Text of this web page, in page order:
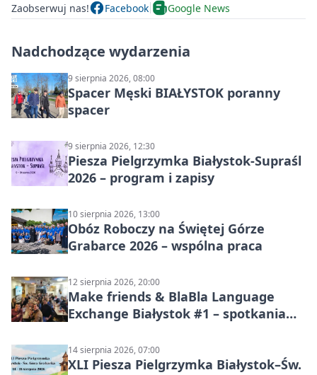
Zaobserwuj nas! Facebook Google News
Nadchodzące wydarzenia
9 sierpnia 2026, 08:00
Spacer Męski BIAŁYSTOK poranny
spacer
9 sierpnia 2026, 12:30
Piesza Pielgrzymka Białystok-Supraśl
2026 – program i zapisy
10 sierpnia 2026, 13:00
Obóz Roboczy na Świętej Górze
Grabarce 2026 – wspólna praca
12 sierpnia 2026, 20:00
Make friends & BlaBla Language
Exchange Białystok #1 – spotkania
14 sierpnia 2026, 07:00
XLI Piesza Pielgrzymka Białystok–Św.